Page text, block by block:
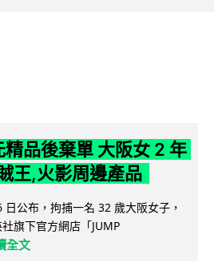
品後棄單 大阪女 2 年
王,火影周邊產品
公布，拘捕一名 32 歲大阪女子，
旗下官方網店「JUMP
全文